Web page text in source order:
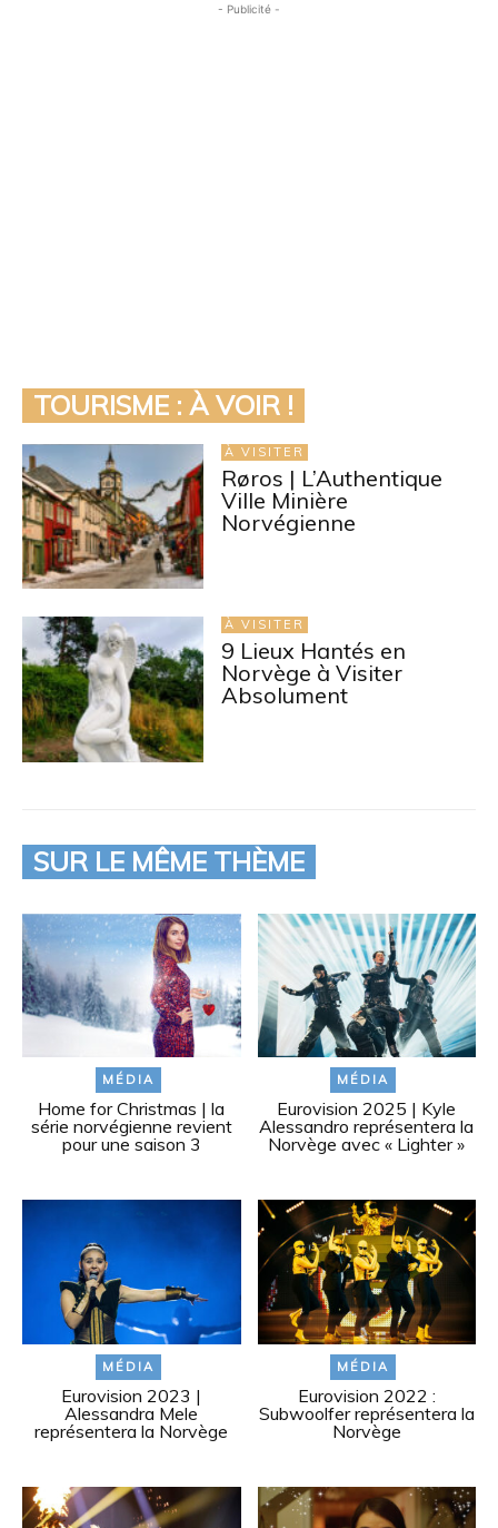
- Publicité -
TOURISME : À VOIR !
À VISITER
Røros | L’Authentique
Ville Minière
Norvégienne
À VISITER
9 Lieux Hantés en
Norvège à Visiter
Absolument
SUR LE MÊME THÈME
MÉDIA
Home for Christmas | la
série norvégienne revient
pour une saison 3
MÉDIA
Eurovision 2025 | Kyle
Alessandro représentera la
Norvège avec « Lighter »
MÉDIA
Eurovision 2023 |
Alessandra Mele
représentera la Norvège
MÉDIA
Eurovision 2022 :
Subwoolfer représentera la
Norvège